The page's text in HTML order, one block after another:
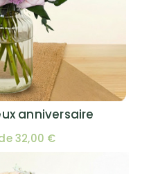
anniversaire
32,00 €